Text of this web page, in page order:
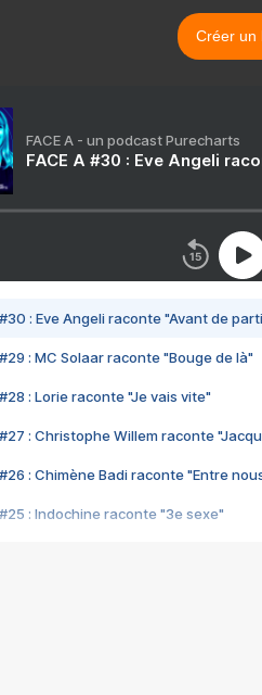
Créer un
FACE A - un podcast Purecharts
FACE A #30 : Eve Angeli
#30 : Eve Angeli raconte "Avant de
#29 : MC Solaar raconte "Bouge de là"
#28 : Lorie raconte "Je vais vite"
#27 : Christophe Willem raconte
#26 : Chimène Badi raconte "Entre
#25 : Indochine raconte "3e sexe"